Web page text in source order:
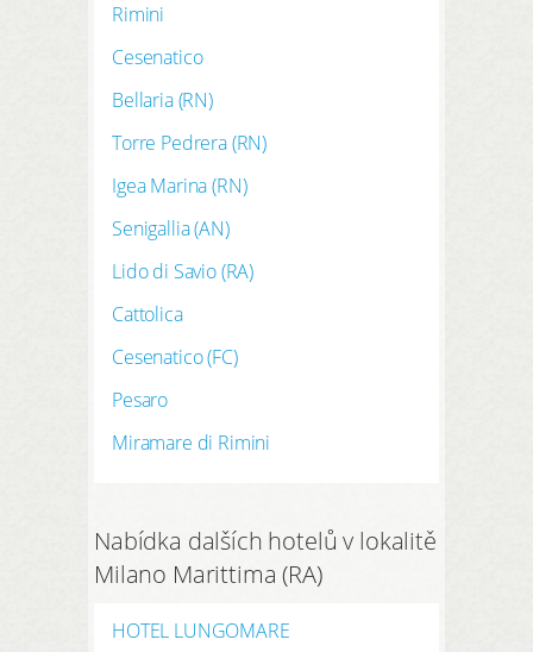
Rimini
Cesenatico
Bellaria (RN)
Torre Pedrera (RN)
Igea Marina (RN)
Senigallia (AN)
Lido di Savio (RA)
Cattolica
Cesenatico (FC)
Pesaro
Miramare di Rimini
Nabídka dalších hotelů v lokalitě
Milano Marittima (RA)
HOTEL LUNGOMARE